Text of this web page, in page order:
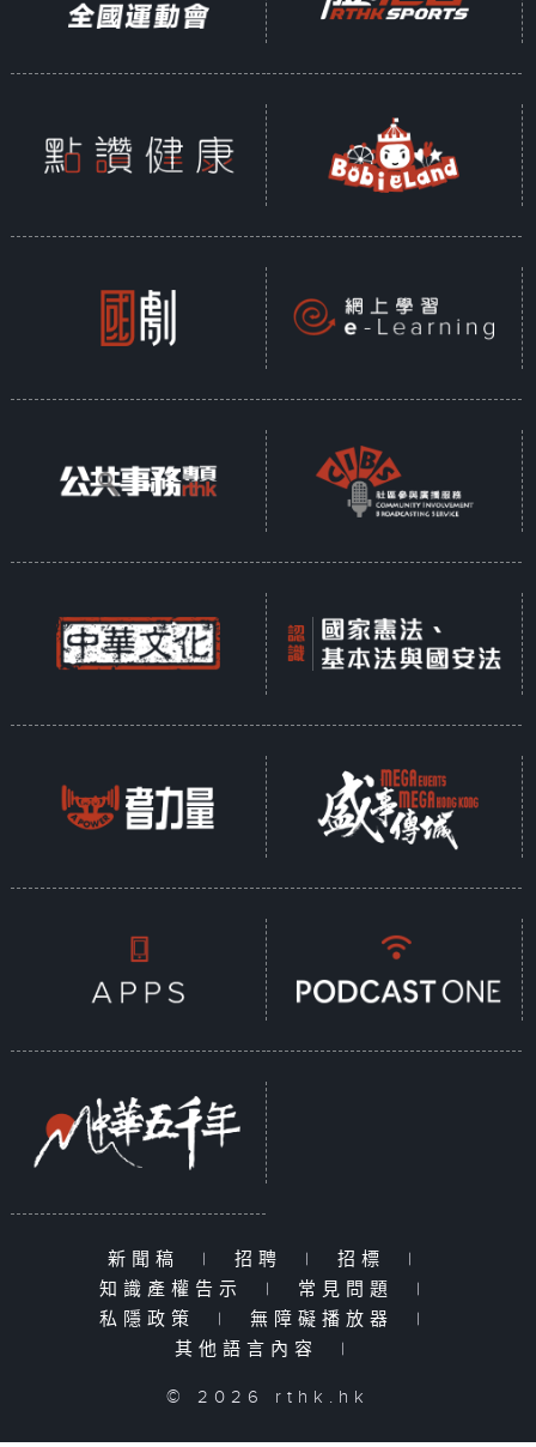
新聞稿 | 招聘 | 招標
|
知識產權告示
| 常見問題
|
私隱政策
| 無障礙播放器
|
其他語言內容
|
© 2026 rthk.hk